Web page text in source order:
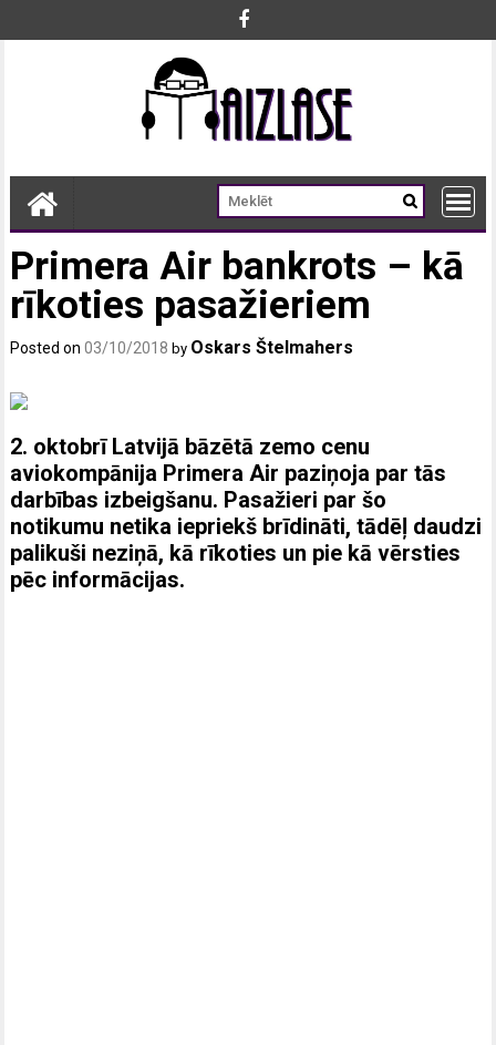
Primera Air bankrots – kā
rīkoties pasažieriem
Posted on03/10/2018 by Oskars Štelmahers
2. oktobrī Latvijā bāzētā zemo cenu
aviokompānija Primera Air paziņoja par tās
darbības izbeigšanu. Pasažieri par šo
notikumu netika iepriekš brīdināti, tādēļ daudzi
palikuši neziņā, kā rīkoties un pie kā vērsties
pēc informācijas.